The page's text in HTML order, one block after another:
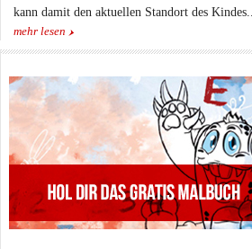
kann damit den aktuellen Standort des Kindes...
mehr lesen